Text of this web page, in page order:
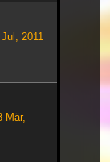
2011
Mär,